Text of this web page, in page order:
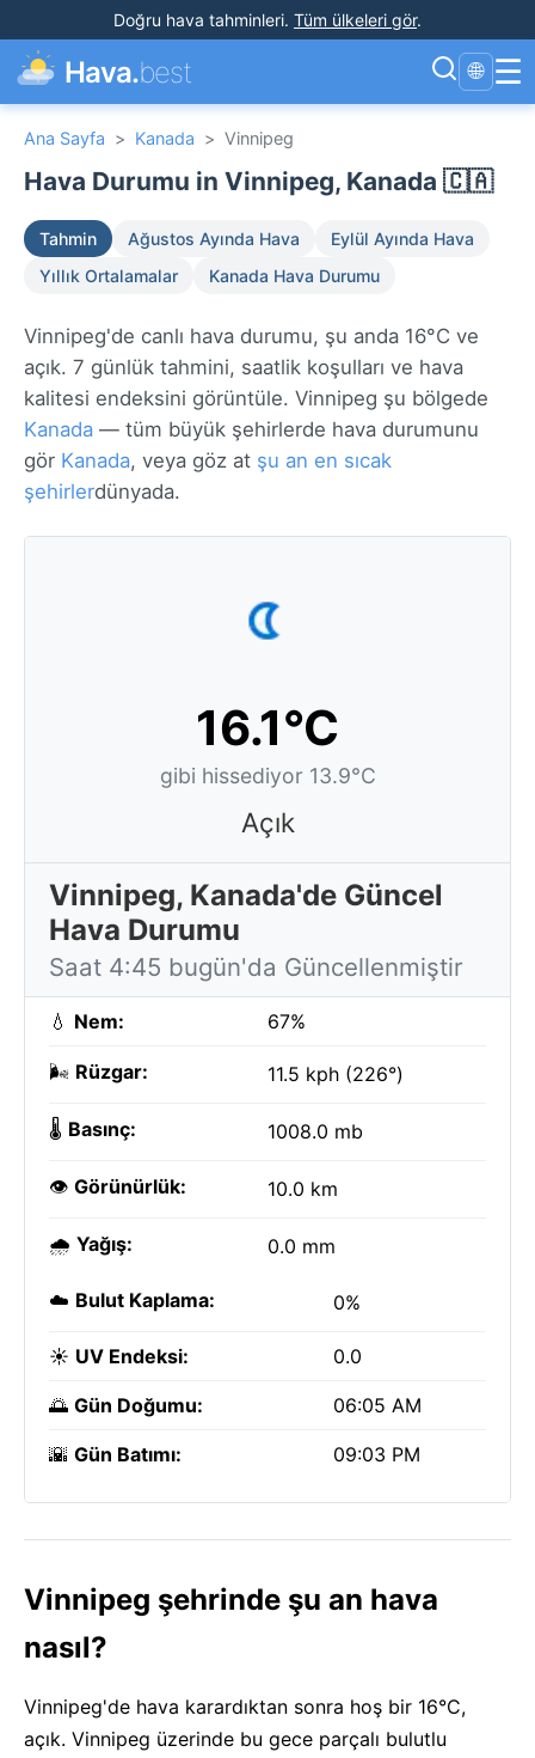
Doğru hava tahminleri. Tüm ülkeleri gör.
Hava.best 🌐 ☰
Ana Sayfa > Kanada > Vinnipeg
Hava Durumu in Vinnipeg, Kanada 🇨🇦
Tahmin Ağustos Ayında Hava
Eylül Ayında Hava
Yıllık Ortalamalar
Kanada Hava Durumu
Vinnipeg'de canlı hava durumu, şu anda 16°C ve
açık. 7 günlük tahmini, saatlik koşulları ve hava
kalitesi endeksini görüntüle. Vinnipeg şu bölgede
Kanada — tüm büyük şehirlerde hava durumunu
gör Kanada, veya göz at şu an en sıcak
şehirlerdünyada.
16.1°C
gibi hissediyor 13.9°C
Açık
Vinnipeg, Kanada'de Güncel
Hava Durumu
Saat 4:45 bugün'da Güncellenmiştir
💧 Nem: 67%
🌬️ Rüzgar: 11.5 kph (226°)
🌡️ Basınç: 1008.0 mb
👁️ Görünürlük: 10.0 km
🌧️ Yağış: 0.0 mm
☁️ Bulut Kaplama: 0%
☀️ UV Endeksi: 0.0
🌅 Gün Doğumu: 06:05 AM
🌇 Gün Batımı: 09:03 PM
Vinnipeg şehrinde şu an hava
nasıl?
Vinnipeg'de hava karardıktan sonra hoş bir 16°C,
açık. Vinnipeg üzerinde bu gece parçalı bulutlu